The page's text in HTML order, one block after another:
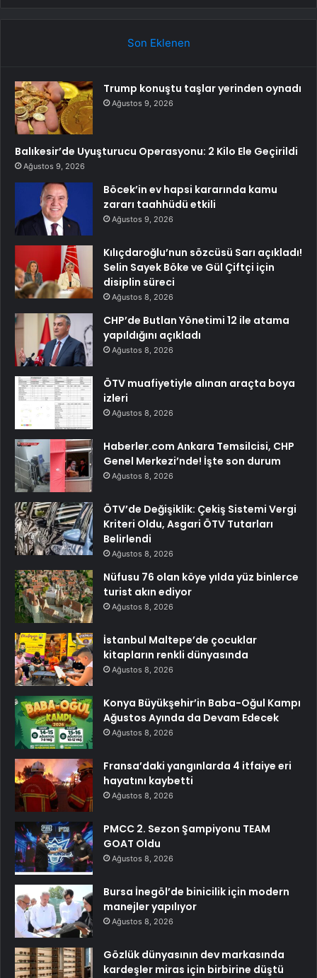
Son Eklenen
Trump konuştu taşlar yerinden oynadı
Ağustos 9, 2026
Balıkesir’de Uyuşturucu Operasyonu: 2 Kilo Ele Geçirildi
Ağustos 9, 2026
Böcek’in ev hapsi kararında kamu
zararı taahhüdü etkili
Ağustos 9, 2026
Kılıçdaroğlu’nun sözcüsü Sarı açıkladı!
Selin Sayek Böke ve Gül Çiftçi için
disiplin süreci
Ağustos 8, 2026
CHP’de Butlan Yönetimi 12 ile atama
yapıldığını açıkladı
Ağustos 8, 2026
ÖTV muafiyetiyle alınan araçta boya
izleri
Ağustos 8, 2026
Haberler.com Ankara Temsilcisi, CHP
Genel Merkezi’nde! İşte son durum
Ağustos 8, 2026
ÖTV’de Değişiklik: Çekiş Sistemi Vergi
Kriteri Oldu, Asgari ÖTV Tutarları
Belirlendi
Ağustos 8, 2026
Nüfusu 76 olan köye yılda yüz binlerce
turist akın ediyor
Ağustos 8, 2026
İstanbul Maltepe’de çocuklar
kitapların renkli dünyasında
Ağustos 8, 2026
Konya Büyükşehir’in Baba-Oğul Kampı
Ağustos Ayında da Devam Edecek
Ağustos 8, 2026
Fransa’daki yangınlarda 4 itfaiye eri
hayatını kaybetti
Ağustos 8, 2026
PMCC 2. Sezon Şampiyonu TEAM
GOAT Oldu
Ağustos 8, 2026
Bursa İnegöl’de binicilik için modern
manejler yapılıyor
Ağustos 8, 2026
Gözlük dünyasının dev markasında
kardeşler miras için birbirine düştü